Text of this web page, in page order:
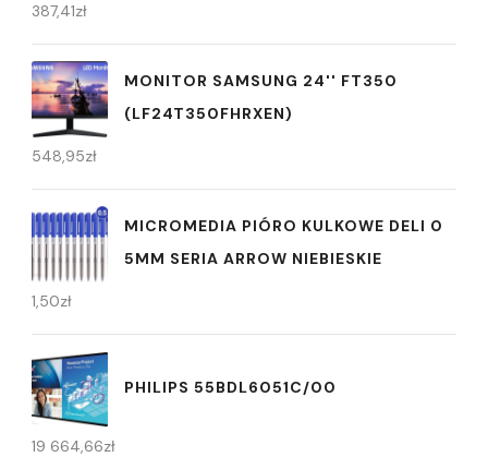
387,41zł
MONITOR SAMSUNG 24'' FT350
(LF24T350FHRXEN)
548,95zł
MICROMEDIA PIÓRO KULKOWE DELI 0
5MM SERIA ARROW NIEBIESKIE
1,50zł
PHILIPS 55BDL6051C/00
19 664,66zł